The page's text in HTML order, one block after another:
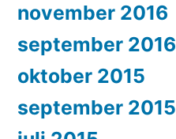
november 2016
september 2016
oktober 2015
september 2015